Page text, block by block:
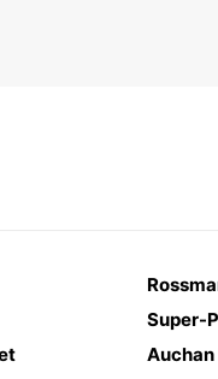
Super-